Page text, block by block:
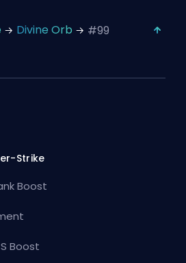
Divine Orb #99
Strike
Boost
Boost